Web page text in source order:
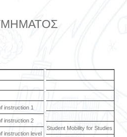
instruction 1
instruction 2
instruction level
Student Mobility for Studies